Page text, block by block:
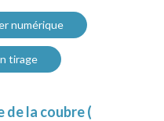
numérique
tirage
de la coubre (